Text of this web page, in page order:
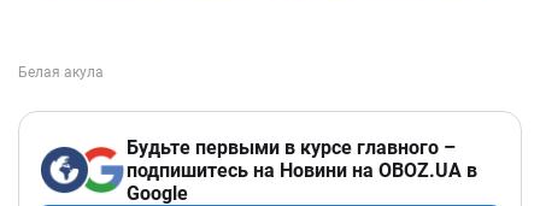
Будьте первыми в курсе главного –
подпишитесь на Новини на OBOZ.UA в
Google